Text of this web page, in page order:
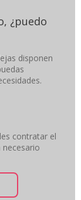
¿puedo
disponen
contratar el
necesario